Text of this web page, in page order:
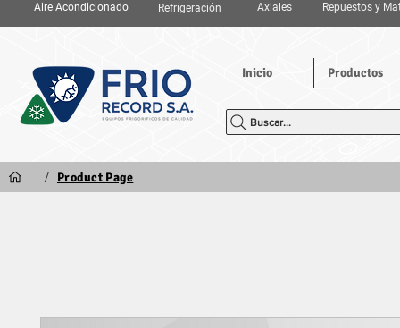
Aire Acondicionado Refrigeración Axiales Repuestos y
Inicio Productos
Buscar...
/ Product Page